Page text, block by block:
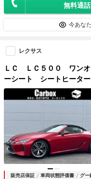
無料通
今あな
レクサス
ＬＣ ＬＣ５００ ワン
ーシート シートヒータ
ーター 純正アルミホイ
フルＬＥＤヘッドライト
販売店保証 車両状態評価書 グー